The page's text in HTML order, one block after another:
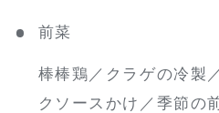
前菜
棒棒鶏／クラゲの冷製
クソースかけ／季節の